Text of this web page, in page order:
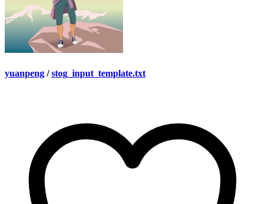
yuanpeng / stog_input_template.txt